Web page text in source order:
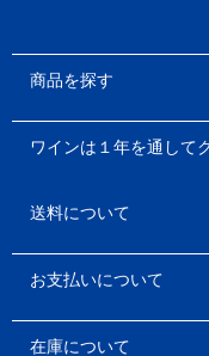
商品を探す
ワインは１年を通して
送料について
お支払いについて
在庫について